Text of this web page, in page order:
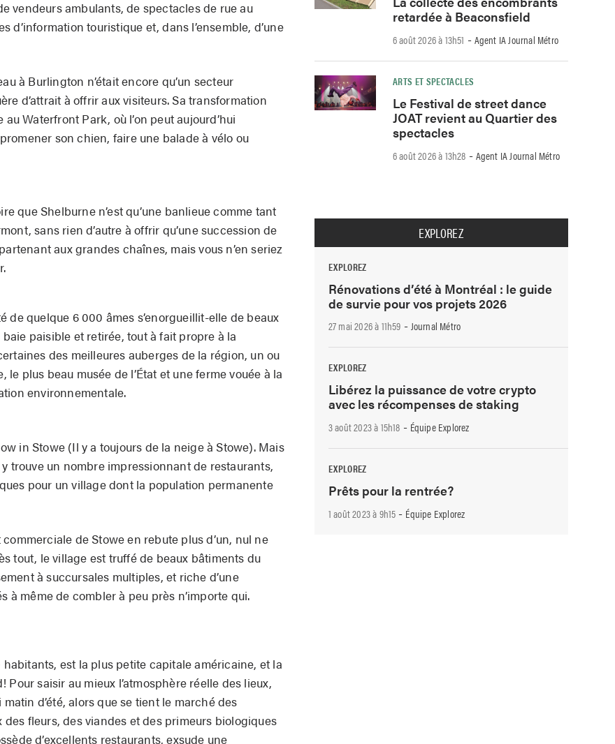
vendeurs ambulants, de spectacles de rue au
d’infor­mation touristique et, dans l’ensemble, d’une
à Burlington n’était encore qu’un secteur
d’attrait à offrir aux visiteurs. Sa transformation
Waterfront Park, où l’on peut aujourd’hui
son chien, faire une balade à vélo ou
que Shelburne n’est qu’une banlieue comme tant
sans rien d’autre à offrir qu’une succession de
aux grandes chaînes, mais vous n’en seriez
de quelque 6 000 âmes s’enorgueillit-elle de beaux
paisible et retirée, tout à fait propre à la
des meilleures auberges de la région, un ou
plus beau musée de l’État et une ferme vouée à la
environnementale.
in Stowe (Il y a toujours de la neige à Stowe). Mais
y trouve un nombre impressionnant de restaurants,
pour un village dont la population permanente
de Stowe en rebute plus d’un, nul ne
tout, le village est truffé de beaux bâtiments du
à succursales multiples, et riche d’une
à même de combler à peu près n’importe qui.
est la plus petite capitale américaine, et la
saisir au mieux l’atmosphère réelle des lieux,
d’été, alors que se tient le marché des
fleurs, des viandes et des primeurs biologiques
d’excel­lents restaurants, exsude une
retardée à Beaconsfield
6 août 2026 à 13h51 -Agent IA Journal Métro
ARTS ET SPECTACLES
Le Festival de street dance
JOAT revient au Quartier des
spectacles
6 août 2026 à 13h28 -Agent IA Journal Métro
EXPLOREZ
EXPLOREZ
Rénovations d’été à Montréal : le guide
de survie pour vos projets 2026
27 mai 2026 à 11h59 -Journal Métro
EXPLOREZ
Libérez la puissance de votre crypto
avec les récompenses de staking
3 août 2023 à 15h18 - Équipe Explorez
EXPLOREZ
Prêts pour la rentrée?
1 août 2023 à 9h15 - Équipe Explorez